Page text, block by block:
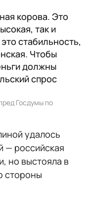
корова. Это
так и
стабильность,
Чтобы
должны
спрос
Госдумы по
удалось
— российская
но выстояла в
стороны